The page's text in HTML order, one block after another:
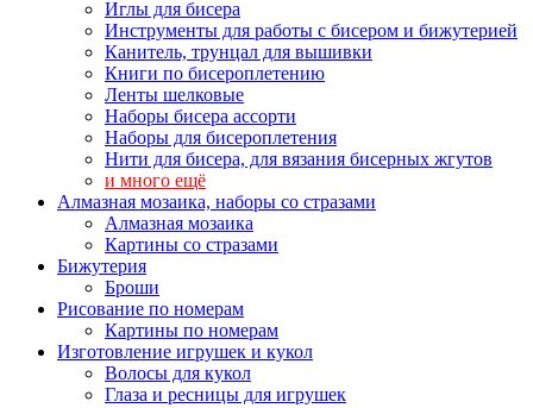
Иглы для бисера
Инструменты для работы с бисером и бижутерией
Канитель, трунцал для вышивки
Книги по бисероплетению
Ленты шелковые
Наборы бисера ассорти
Наборы для бисероплетения
Нити для бисера, для вязания бисерных жгутов
и много ещё
Алмазная мозаика, наборы со стразами
Алмазная мозаика
Картины co стразами
Бижутерия
Броши
Рисование по номерам
Картины по номерам
Изготовление игрушек и кукол
Волосы для кукол
Глаза и ресницы для игрушек